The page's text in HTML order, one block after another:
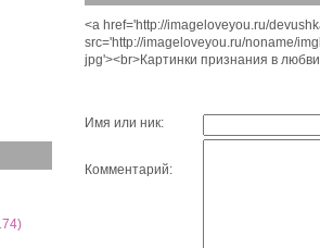
<a href='http://imageloveyou.ru/
src='http://imageloveyou.ru/noname/
jpg'><br>Картинки признания в
Имя или ник:
Комментарий: